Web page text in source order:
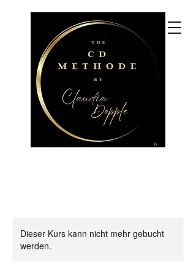
CLAUDIA DOPPLE
CDM Coaching und Beratung,
CDM Seminare, 3+
Praxisgruppen
Dieser Kurs kann nicht mehr gebucht
werden.